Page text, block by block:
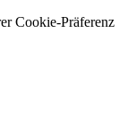
Cookie-Präferenz